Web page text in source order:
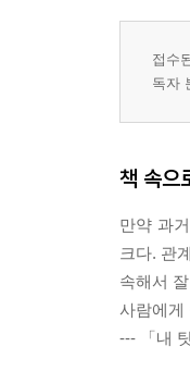
접수
독자
책 속으
만약 과
크다. 관
속해서
사람에게
--- 「내